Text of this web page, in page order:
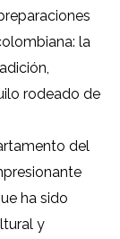
la
rodeado de
del
ha sido
y